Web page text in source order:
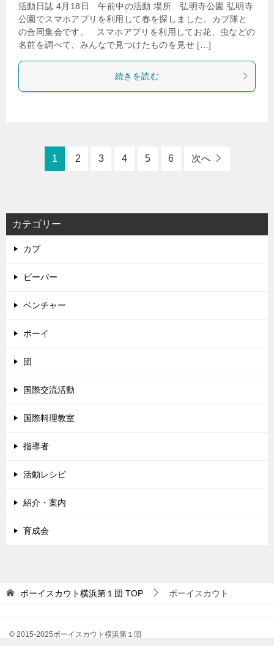
活動日誌 4月18日 午前中の活動 場所 弘明寺公園 弘明寺
公園でスマホアプリを利用して春を探しました。カブ隊と
の合同集会です。 スマホアプリを利用してお花、虫などの
名前を調べて、みんなで見つけたものを見せ […]
続きを読む
1 2 3 4 5 6 次へ
カテゴリー
カブ
ビーバー
ベンチャー
ボーイ
団
国際交流活動
国際料理教室
指導者
活動レシピ
紹介・案内
育成会
ボーイスカウト横浜第１団 TOP ボーイスカウト
© 2015-2025ボーイスカウト横浜第１団